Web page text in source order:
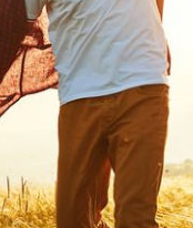
20. April 2018
Blogger